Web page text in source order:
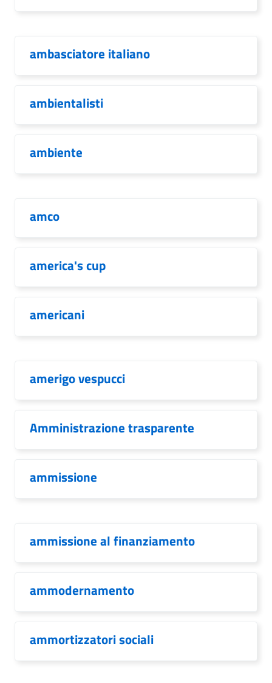
ambasciatore italiano
ambientalisti
ambiente
amco
america's cup
americani
amerigo vespucci
Amministrazione trasparente
ammissione
ammissione al finanziamento
ammodernamento
ammortizzatori sociali